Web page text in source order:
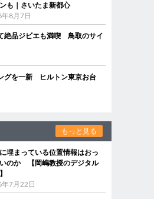
も｜さいたま新都心
8月7日
絶品ジビエも満喫 鳥取のサイ
グを一新 ヒルトン東京お台
もっと見る
埋まっている位置情報はおっ
のか 【岡嶋教授のデジタル
7月22日